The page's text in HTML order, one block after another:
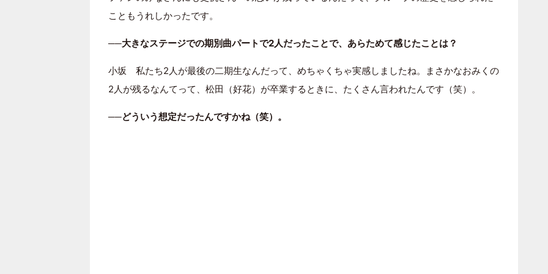
こともうれしかったです。
──大きなステージでの期別曲パートで2人だったことで、あらためて感じたことは？
小坂 私たち2人が最後の二期生なんだって、めちゃくちゃ実感しましたね。まさかなおみくの
2人が残るなんてって、松田（好花）が卒業するときに、たくさん言われたんです（笑）。
──どういう想定だったんですかね（笑）。